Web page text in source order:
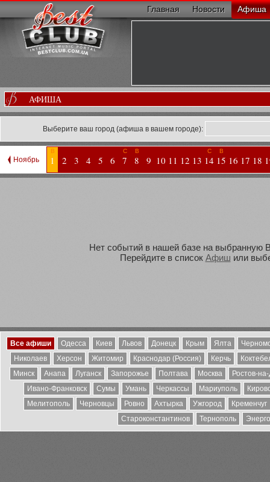
Главная Новости Афиша
АФИША
Выберите ваш город (афиша в вашем городе):
Ноябрь
В
1 2 3 4 5 6
С
7
В
8 9 10 11 12 13
С
14
В
15 16 17 18
Нет событий в нашей базе на выбранную
Перейдите в список Афиш или
Все афиши Одесса Киев Львов Донецк Крым Ялта
Николаев
Херсон Житомир Краснодар (Россия) Керчь
Минск
Анапа Луганск Запорожье Полтава Москва
Ростов-
Ивано-Франковск
Сумы Умань Черкассы Мариуполь
Мелитополь
Черновцы Ровно Ахтырка Ужгород
Кременчуг
Староконстантинов
Тернополь